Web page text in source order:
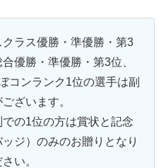
ラス優勝・準優勝・第3
優勝・準優勝・第3位、
コンランク1位の選手は副
ざいます。
での1位の方は賞状と記念
ジ）のみのお贈りとなり
い。